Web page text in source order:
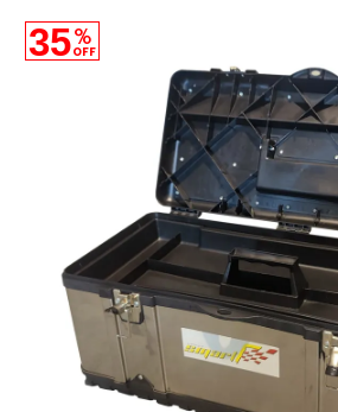
35%
OFF